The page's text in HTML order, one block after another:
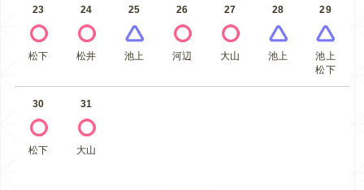
23
松下
24
松井
25
池上
26
河辺
27
大山
28
池上
29
池上
松下
30
松下
31
大山